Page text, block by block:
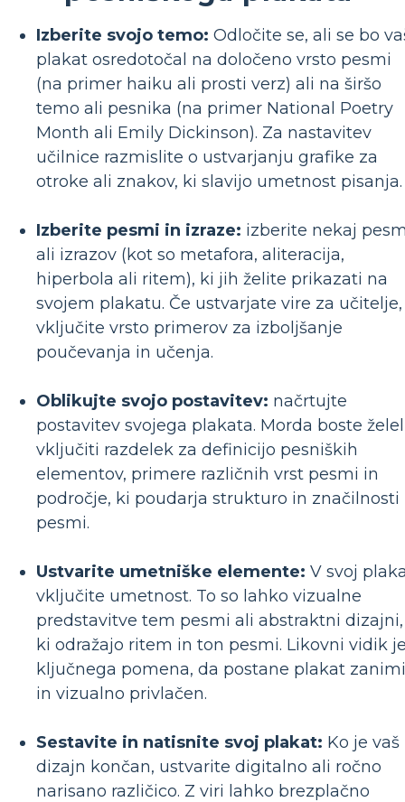
Izberite svojo temo: Odločite se, ali se bo
plakat osredotočal na določeno vrsto pesmi
(na primer haiku ali prosti verz) ali na širšo
temo ali pesnika (na primer National Poetry
Month ali Emily Dickinson). Za nastavitev
učilnice razmislite o ustvarjanju grafike za
otroke ali znakov, ki slavijo umetnost pisanja.
Izberite pesmi in izraze: izberite nekaj
ali izrazov (kot so metafora, aliteracija,
hiperbola ali ritem), ki jih želite prikazati na
svojem plakatu. Če ustvarjate vire za učitelje,
vključite vrsto primerov za izboljšanje
poučevanja in učenja.
Oblikujte svojo postavitev: načrtujte
postavitev svojega plakata. Morda boste
vključiti razdelek za definicijo pesniških
elementov, primere različnih vrst pesmi in
področje, ki poudarja strukturo in značilnosti
pesmi.
Ustvarite umetniške elemente: V svoj
vključite umetnost. To so lahko vizualne
predstavitve tem pesmi ali abstraktni dizajni,
ki odražajo ritem in ton pesmi. Likovni vidik
ključnega pomena, da postane plakat
in vizualno privlačen.
Sestavite in natisnite svoj plakat: Ko je vaš
dizajn končan, ustvarite digitalno ali ročno
narisano različico. Z viri lahko brezplačno